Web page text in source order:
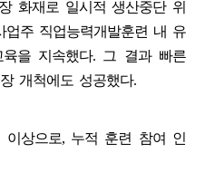
화재로 일시적 생산중단 위
주 직업능력개발훈련 내 유
을 지속했다. 그 결과 빠른
개척에도 성공했다.
상으로, 누적 훈련 참여 인